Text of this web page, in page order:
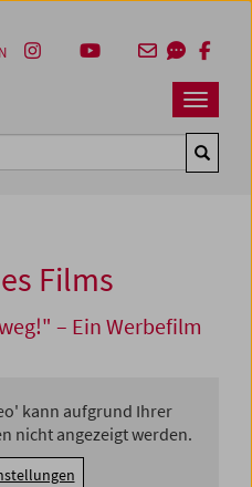
Navbar
Films
– Ein Werbefilm
kann aufgrund Ihrer
nicht angezeigt werden.